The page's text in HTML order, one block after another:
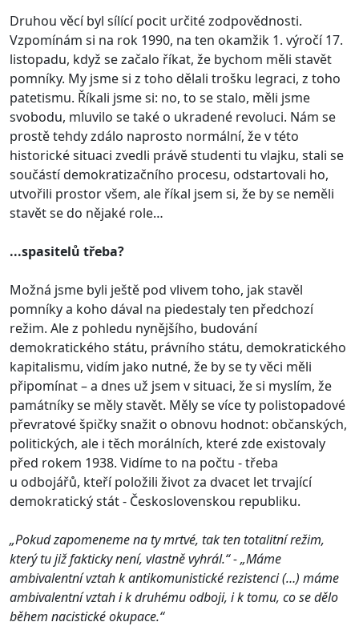
Druhou věcí byl sílící pocit určité zodpovědnosti.
Vzpomínám si na rok 1990, na ten okamžik 1. výročí 17.
listopadu, když se začalo říkat, že bychom měli stavět
pomníky. My jsme si z toho dělali trošku legraci, z toho
patetismu. Říkali jsme si: no, to se stalo, měli jsme
svobodu, mluvilo se také o ukradené revoluci. Nám se
prostě tehdy zdálo naprosto normální, že v této
historické situaci zvedli právě studenti tu vlajku, stali se
součástí demokratizačního procesu, odstartovali ho,
utvořili prostor všem, ale říkal jsem si, že by se neměli
stavět se do nějaké role…
...spasitelů třeba?
Možná jsme byli ještě pod vlivem toho, jak stavěl
pomníky a koho dával na piedestaly ten předchozí
režim. Ale z pohledu nynějšího, budování
demokratického státu, právního státu, demokratického
kapitalismu, vidím jako nutné, že by se ty věci měli
připomínat – a dnes už jsem v situaci, že si myslím, že
památníky se měly stavět. Měly se více ty polistopadové
převratové špičky snažit o obnovu hodnot: občanských,
politických, ale i těch morálních, které zde existovaly
před rokem 1938. Vidíme to na počtu - třeba
u odbojářů, kteří položili život za dvacet let trvající
demokratický stát - Československou republiku.
„Pokud zapomeneme na ty mrtvé, tak ten totalitní režim,
který tu již fakticky není, vlastně vyhrál.“ - „Máme
ambivalentní vztah k antikomunistické rezistenci (…) máme
ambivalentní vztah i k druhému odboji, i k tomu, co se dělo
během nacistické okupace.“